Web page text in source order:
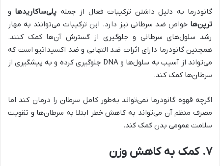
گانودرما به دلیل داشتن ترکیبات فعال از جمله پلی‌ساکاریدها و
ترپن‌ها خواص ضد سرطانی نیز دارد. این ترکیبات می‌توانند به مهار
رشد سلول‌های سرطانی و جلوگیری از گسترش آن‌ها کمک کنند.
همچنین گانودرما دارای اثرات ضد التهابی و ضد اکسیداتیو است که
می‌تواند از آسیب به سلول‌ها و DNA جلوگیری کرده و به پیشگیری از
سرطان‌ها کمک کند.
اگرچه قهوه گانودرما نمی‌تواند به‌طور کامل سرطان را درمان کند اما
مصرف منظم آن می‌تواند به کاهش خطر ابتلا به سرطان‌ها و تقویت
سلامت عمومی بدن کمک کند.
۷. کمک به کاهش وزن